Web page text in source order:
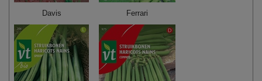
Davis Ferrari